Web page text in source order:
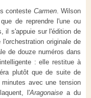
conteste Carmen. Wilson
de reprendre l'une ou
il s'appuie sur l'édition de
originale de
de douze numéros dans
: elle restitue à
plutôt que de suite de
avec une tension
l'Aragonaisea du